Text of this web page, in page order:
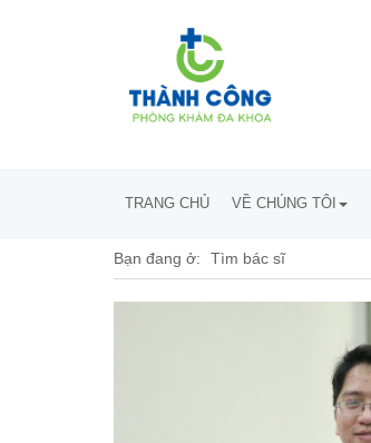
TRANG CHỦ VỀ CHÚNG TÔI
Bạn đang ở: Tìm bác sĩ